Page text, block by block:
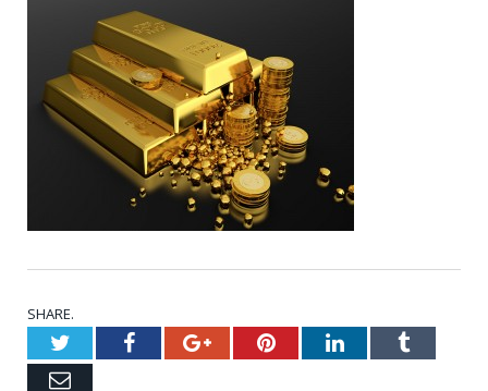
SHARE.
TwitterFacebookGoogle+PinterestLinkedInTumblr
Email